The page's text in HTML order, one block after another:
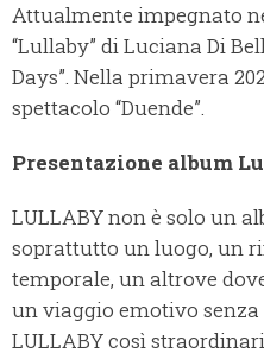
Attualmente impegnato
“Lullaby” di Luciana Di
Days”. Nella primavera
spettacolo “Duende”.
Presentazione album
LULLABY non è solo un
soprattutto un luogo, un
temporale, un altrove
un viaggio emotivo senza
LULLABY così